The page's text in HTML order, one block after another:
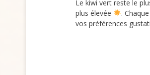
Le kiwi vert reste le
plus élevée
.
vos préférences